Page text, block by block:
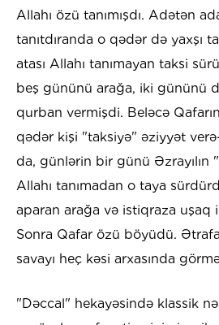
Allahı özü tanımışdı. Adətən
tanıtdıranda o qədər də yaxşı
atası Allahı tanımayan taksi
beş gününü arağa, iki gününü
qurban vermişdi. Beləcə
qədər kişi "taksiyə" əziyyət
da, günlərin bir günü Əzrayılın
Allahı tanımadan o taya
aparan arağa və istiqraza uşaq
Sonra Qafar özü böyüdü.
savayı heç kəsi arxasında
"Dəccal" hekayəsində klassik